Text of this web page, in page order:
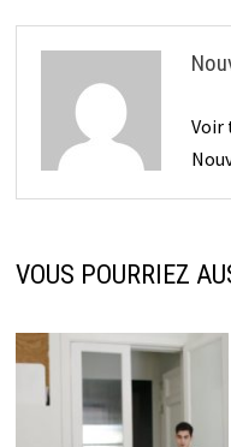
Voir
VOUS POURRIEZ